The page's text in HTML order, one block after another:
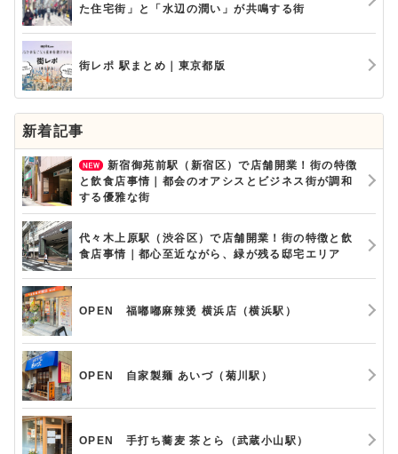
た住宅街」と「水辺の潤い」が共鳴する街
街レポ 駅まとめ｜東京都版
新着記事
新宿御苑前駅（新宿区）で店舗開業！街の特徴
と飲食店事情｜都会のオアシスとビジネス街が調和
する優雅な街
代々木上原駅（渋谷区）で店舗開業！街の特徴と飲
食店事情｜都心至近ながら、緑が残る邸宅エリア
OPEN 福嘟嘟麻辣烫 横浜店（横浜駅）
OPEN 自家製麺 あいづ（菊川駅）
OPEN 手打ち蕎麦 茶とら（武蔵小山駅）